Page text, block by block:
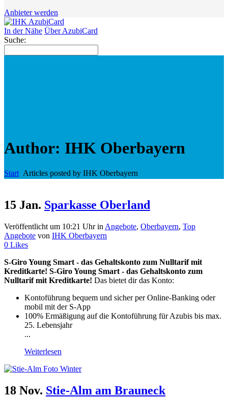
Anbieter werden
In der Nähe Über AzubiCard
Suche:
Author: IHK Oberbayern
Start Articles posted by IHK Oberbayern
15 Jan. Sparkasse Oberland
Veröffentlicht um 10:21 Uhrin Angebote, Oberbayern, Top
Angebote von IHK Oberbayern
0 Likes
S-Giro Young Smart - das Gehaltskonto zum Nulltarif mit
Kreditkarte! S-Giro Young Smart - das Gehaltskonto zum
Nulltarif mit Kreditkarte! Das bietet dir das Konto:
Kontoführung bequem und sicher per Online-Banking oder
mobil mit der S-App
100% Ermäßigung auf die Kontoführung für Azubis bis max.
25. Lebensjahr
...
Weiterlesen
18 Nov. Stie-Alm am Brauneck